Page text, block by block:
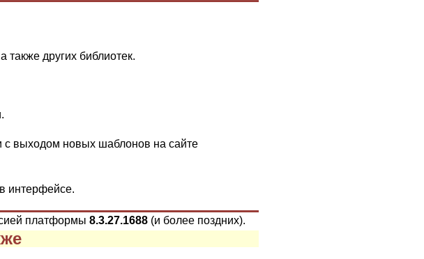
других библиотек.
с выходом новых шаблонов на сайте
интерфейсе.
платформы 8.3.27.1688 (и более поздних).